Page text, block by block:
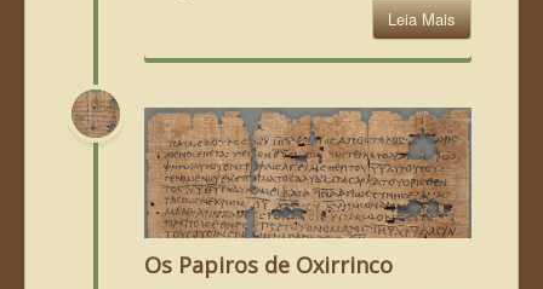
Leia Mais
Os Papiros de Oxirrinco